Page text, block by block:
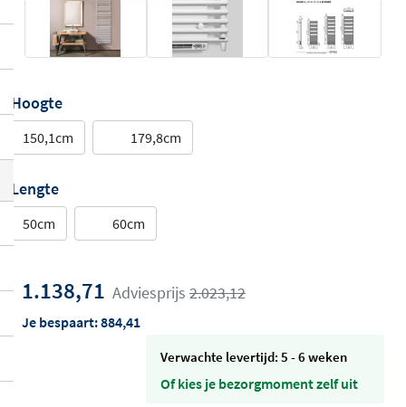
Hoogte
150,1cm 179,8cm
Lengte
50cm 60cm
1.138,71 Adviesprijs 2.023,12
Je bespaart:884,41
Verwachte levertijd: 5 - 6 weken
Of kies je bezorgmoment zelf uit